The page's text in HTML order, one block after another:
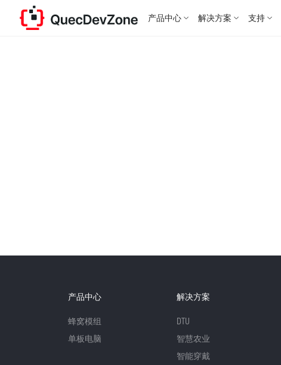
产品中心 解决方案 支持
产品中心
蜂窝模组
单板电脑
解决方案
DTU
智慧农业
智能穿戴